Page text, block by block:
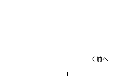
〈 前へ